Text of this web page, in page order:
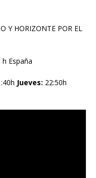
Y HORIZONTE POR EL
h España
Jueves: 22:50h